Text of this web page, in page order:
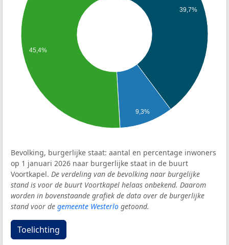
39,7%
9,3%
45,4%
Bevolking, burgerlijke staat: aantal en percentage inwoners
op 1 januari 2026 naar burgerlijke staat in de buurt
Voortkapel. De verdeling van de bevolking naar burgelijke
stand is voor de buurt Voortkapel helaas onbekend. Daarom
worden in bovenstaande grafiek de data over de burgerlijke
stand voor de gemeente Westerlo getoond.
Toelichting